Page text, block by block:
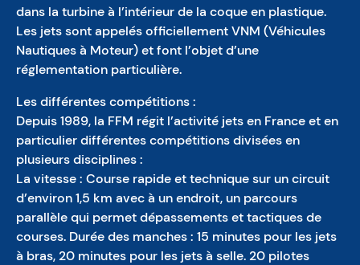
dans la turbine à l’intérieur de la coque en plastique.
Les jets sont appelés officiellement VNM (Véhicules
Nautiques à Moteur) et font l’objet d’une
réglementation particulière.
Les différentes compétitions :
Depuis 1989, la FFM régit l’activité jets en France et en
particulier différentes compétitions divisées en
plusieurs disciplines :
La vitesse : Course rapide et technique sur un circuit
d’environ 1,5 km avec à un endroit, un parcours
parallèle qui permet dépassements et tactiques de
courses. Durée des manches : 15 minutes pour les jets
à bras, 20 minutes pour les jets à selle. 20 pilotes